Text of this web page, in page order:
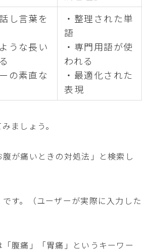
し言葉を
うな長い
の素直な
・整理された単
語
・専門用語が使
われる
・最適化された
表現
ましょう。
が痛いときの対処法」と検索し
す。（ユーザーが実際に入力した
腹痛」「胃痛」というキーワー